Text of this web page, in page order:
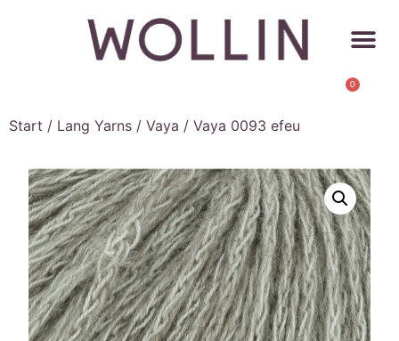
0
Start / Lang Yarns / Vaya / Vaya 0093 efeu